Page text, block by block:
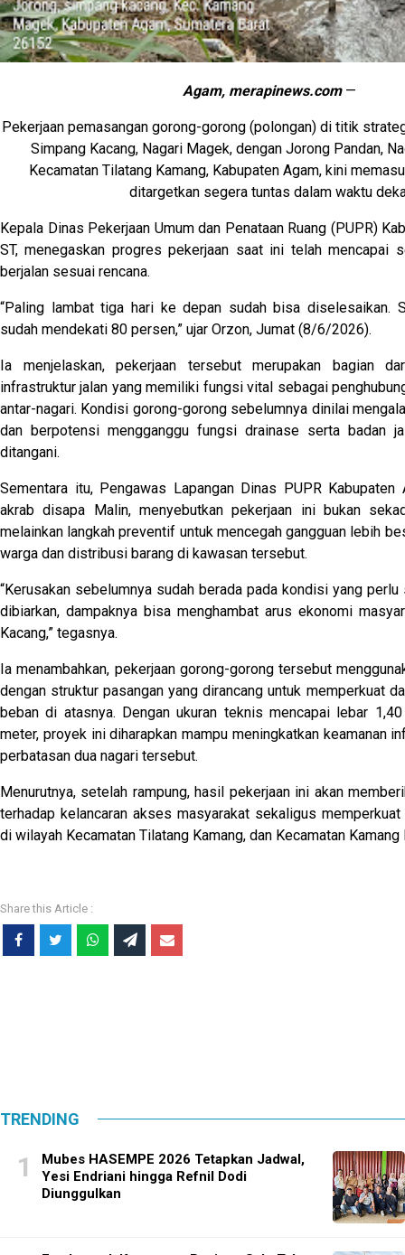
Agam, merapinews.com—
Pekerjaan pemasangan gorong-gorong (polongan) di titik
Simpang Kacang, Nagari Magek, dengan Jorong Pandan,
Kecamatan Tilatang Kamang, Kabupaten Agam, kini
ditargetkan segera tuntas dalam waktu
Kepala Dinas Pekerjaan Umum dan Penataan Ruang (PUPR)
ST, menegaskan progres pekerjaan saat ini telah mencapai
berjalan sesuai rencana.
“Paling lambat tiga hari ke depan sudah bisa diselesaikan.
sudah mendekati 80 persen,” ujar Orzon, Jumat (8/6/2026).
Ia menjelaskan, pekerjaan tersebut merupakan bagian
infrastruktur jalan yang memiliki fungsi vital sebagai
antar-nagari. Kondisi gorong-gorong sebelumnya dinilai
dan berpotensi mengganggu fungsi drainase serta badan
ditangani.
Sementara itu, Pengawas Lapangan Dinas PUPR Kabupaten
akrab disapa Malin, menyebutkan pekerjaan ini bukan
melainkan langkah preventif untuk mencegah gangguan lebih
warga dan distribusi barang di kawasan tersebut.
“Kerusakan sebelumnya sudah berada pada kondisi yang
dibiarkan, dampaknya bisa menghambat arus ekonomi
Kacang,” tegasnya.
Ia menambahkan, pekerjaan gorong-gorong tersebut
dengan struktur pasangan yang dirancang untuk memperkuat
beban di atasnya. Dengan ukuran teknis mencapai lebar
meter, proyek ini diharapkan mampu meningkatkan keamanan
perbatasan dua nagari tersebut.
Menurutnya, setelah rampung, hasil pekerjaan ini akan
terhadap kelancaran akses masyarakat sekaligus
di wilayah Kecamatan Tilatang Kamang, dan Kecamatan
TRENDING
Mubes HASEMPE 2026 Tetapkan Jadwal,
Yesi Endriani hingga Refnil Dodi
Diunggulkan